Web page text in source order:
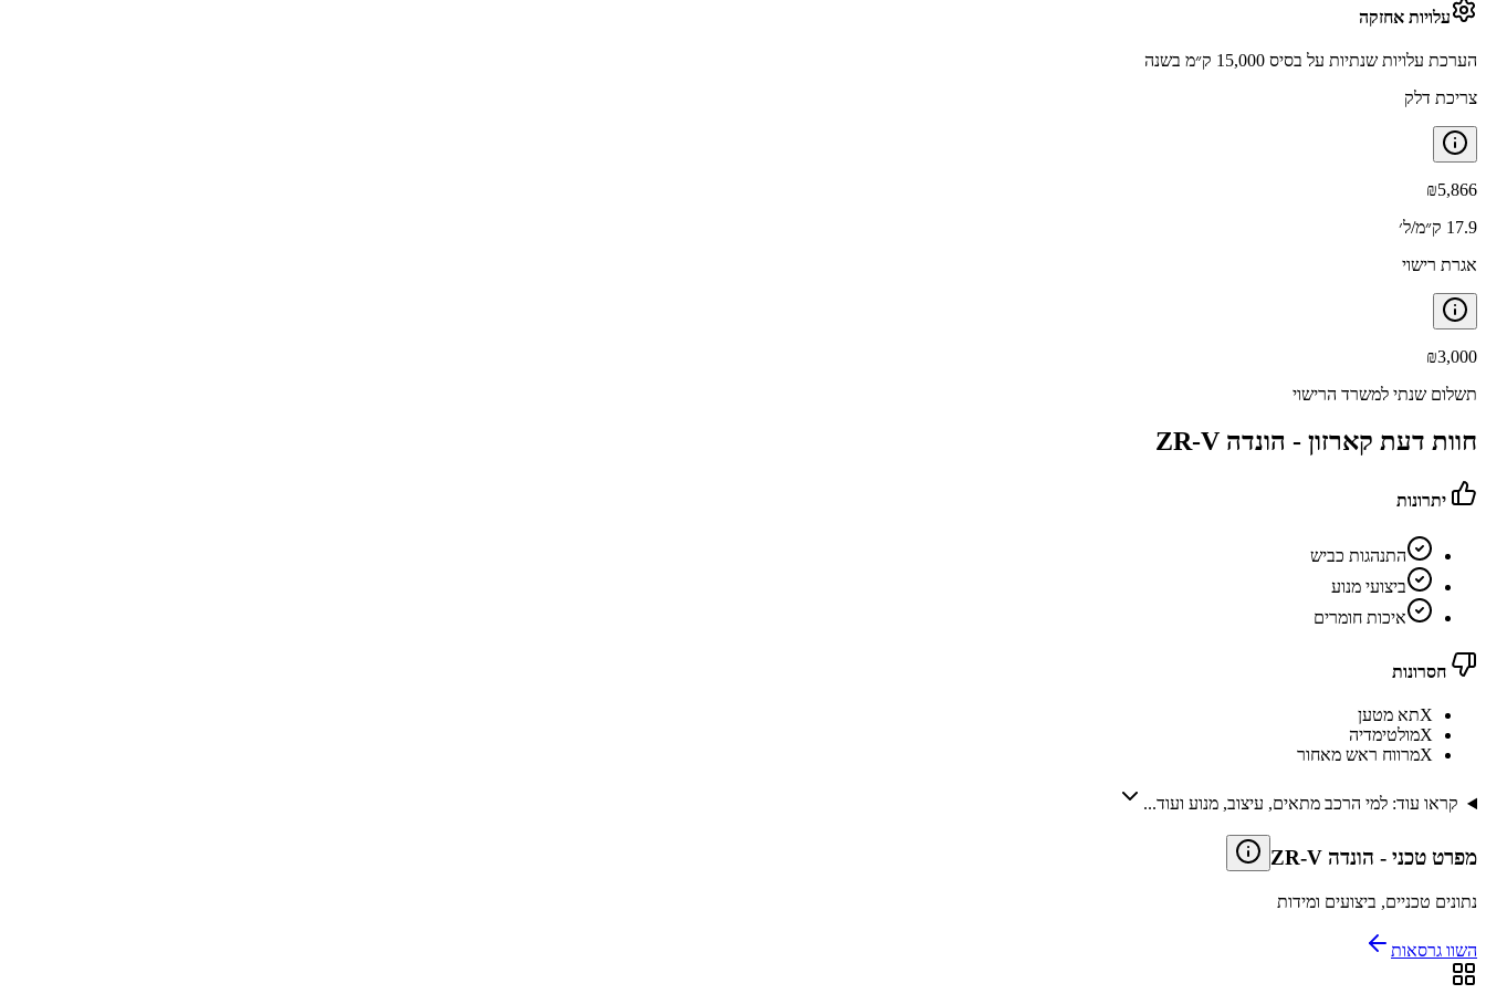
עלויות אחזקה
הערכת עלויות שנתיות על בסיס 15,000 ק״מ בשנה
צריכת דלק
₪5,866
17.9 ק״מ/ל׳
אגרת רישוי
₪3,000
תשלום שנתי למשרד הרישוי
חוות דעת קארזון - הונדה ZR-V
יתרונות
התנהגות כביש
ביצועי מנוע
איכות חומרים
חסרונות
Xתא מטען
Xמולטימדיה
Xמרווח ראש מאחור
קראו עוד: למי הרכב מתאים, עיצוב, מנוע ועוד...
מפרט טכני - הונדה ZR-V
נתונים טכניים, ביצועים ומידות
השוו גרסאות